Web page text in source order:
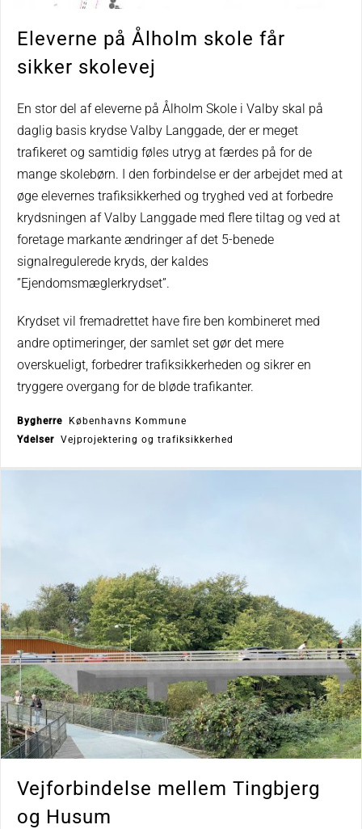
Eleverne på Ålholm skole får
sikker skolevej
En stor del af eleverne på Ålholm Skole i Valby skal på
daglig basis krydse Valby Langgade, der er meget
trafikeret og samtidig føles utryg at færdes på for de
mange skolebørn. I den forbindelse er der arbejdet med at
øge elevernes trafiksikkerhed og tryghed ved at forbedre
krydsningen af Valby Langgade med flere tiltag og ved at
foretage markante ændringer af det 5-benede
signalregulerede kryds, der kaldes
”Ejendomsmæglerkrydset”.
Krydset vil fremadrettet have fire ben kombineret med
andre optimeringer, der samlet set gør det mere
overskueligt, forbedrer trafiksikkerheden og sikrer en
tryggere overgang for de bløde trafikanter.
Bygherre Københavns Kommune
Ydelser Vejprojektering og trafiksikkerhed
Vejforbindelse mellem Tingbjerg
og Husum